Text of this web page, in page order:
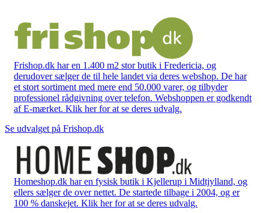
Frishop.dk har en 1.400 m2 stor butik i Fredericia, og
derudover sælger de til hele landet via deres webshop. De har
et stort sortiment med mere end 50.000 varer, og tilbyder
professionel rådgivning over telefon. Webshoppen er godkendt
af E-mærket. Klik her for at se deres udvalg.
Se udvalget på Frishop.dk
Homeshop.dk har en fysisk butik i Kjellerup i Midtjylland, og
ellers sælger de over nettet. De startede tilbage i 2004, og er
100 % danskejet. Klik her for at se deres udvalg.